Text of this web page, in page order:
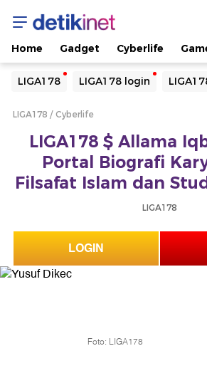
Home Gadget Cyberlife
LIGA178 LIGA178 login
Yang sedang ramai dicari
Loading...
Loading...
LIGA178 Cyberlife
LIGA178 $ Allama
Portal Biografi
Filsafat Islam dan
LIGA178
LOGIN
Foto: LIGA178